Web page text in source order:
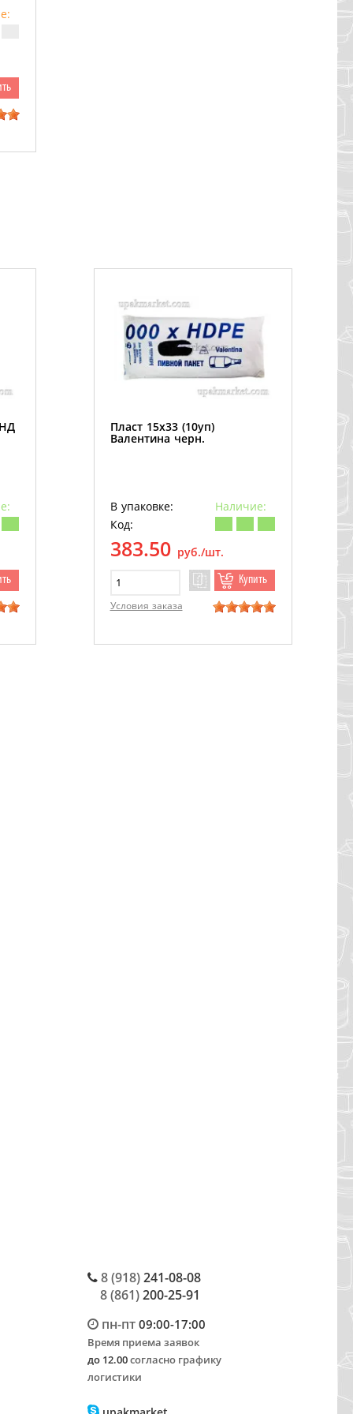
Пласт 15х33 (10уп)
Валентина черн.
В упаковке:
Наличие:
Код:
383.50 руб./шт.
Купить
Условия заказа
8 (918)241-08-08
8 (861)200-25-91
пн-пт09:00-17:00
Время приема заявок
до 12.00согласно графику
логистики